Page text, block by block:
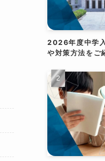
2026年度中学
や対策方法をご